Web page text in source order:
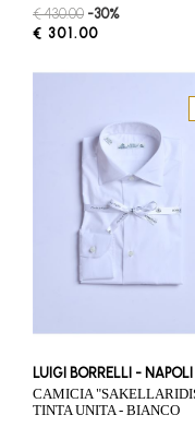
€ 430.00 -30%
€ 301.00
LUIGI BORRELLI - NAPOLI
CAMICIA "SAKELLARIDIS"
TINTA UNITA - BIANCO